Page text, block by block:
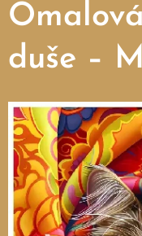
duše –